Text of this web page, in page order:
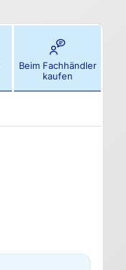
Beim Fachhändler
kaufen